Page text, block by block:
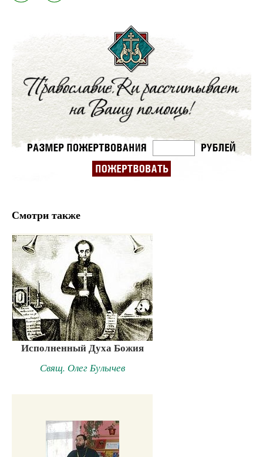
Смотри также
Исполненный Духа Божия
Свящ. Олег Булычев